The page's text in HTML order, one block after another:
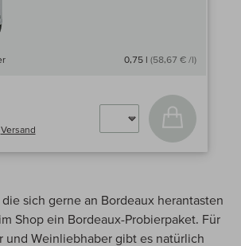
0,75 l (58,67 € /l)
Versand
In den
sich gerne an Bordeaux herantasten
Shop ein Bordeaux-Probierpaket. Für
und Weinliebhaber gibt es natürlich